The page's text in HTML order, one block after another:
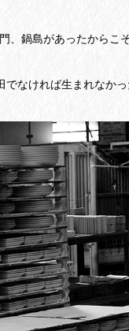
、鍋島があったからこ
でなければ生まれなか